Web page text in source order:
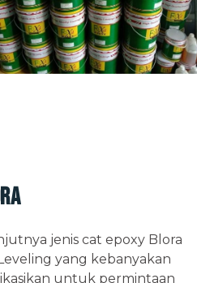
jenis cat epoxy Blora
yang kebanyakan
untuk permintaan